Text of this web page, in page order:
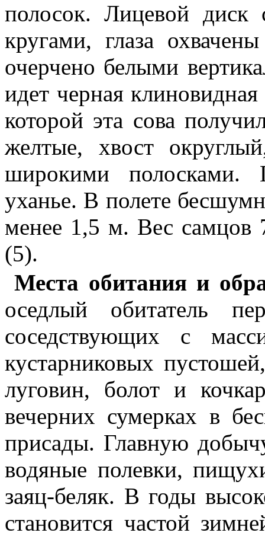
полосок. Лицевой диск
кругами, глаза
очерчено белыми
идет черная
которой эта сова
желтые, хвост
широкими полосками.
уханье. В полете
менее 1,5 м. Вес самцов
(5).
Места обитания и
оседлый обитатель
соседствующих с
кустарниковых
луговин, болот и
вечерних сумерках в
присады. Главную
водяные полевки,
заяц-беляк. В годы
становится частой